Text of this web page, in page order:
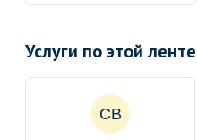
Услуги по этой ленте
СВ